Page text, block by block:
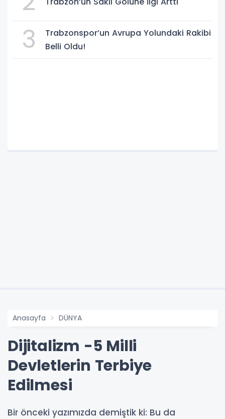
3
Trabzonspor’un Avrupa Yolundaki Rakibi
Belli Oldu!
Anasayfa DÜNYA
Dijitalizm -5 Milli
Devletlerin Terbiye
Edilmesi
Bir önceki yazımızda demiştik ki: Bu da